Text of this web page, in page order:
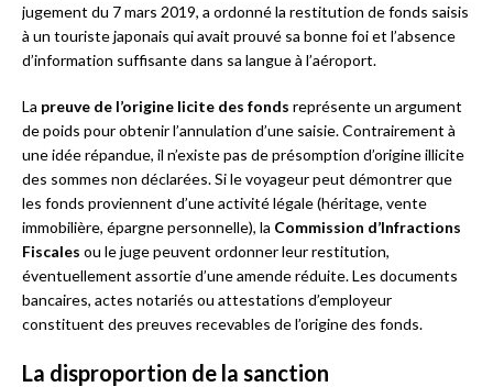
jugement du 7 mars 2019, a ordonné la restitution de fonds saisis
à un touriste japonais qui avait prouvé sa bonne foi et l’absence
d’information suffisante dans sa langue à l’aéroport.
La preuve de l’origine licite des fonds représente un argument
de poids pour obtenir l’annulation d’une saisie. Contrairement à
une idée répandue, il n’existe pas de présomption d’origine illicite
des sommes non déclarées. Si le voyageur peut démontrer que
les fonds proviennent d’une activité légale (héritage, vente
immobilière, épargne personnelle), la Commission d’Infractions
Fiscales ou le juge peuvent ordonner leur restitution,
éventuellement assortie d’une amende réduite. Les documents
bancaires, actes notariés ou attestations d’employeur
constituent des preuves recevables de l’origine des fonds.
La disproportion de la sanction